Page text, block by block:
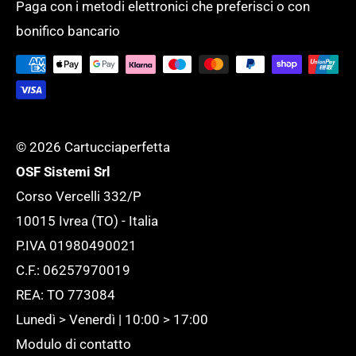
completo di oltre 50.000 prodotti per
supportare l'ufficio ed adattarlo ad ogni
esigenza.
SERVIZI GENERALI
Tempi di evasione
Tutte le novità
Paga con i metodi elettronici che preferisci o con
bonifico bancario
© 2026 Cartucciaperfetta
OSF Sistemi Srl
Corso Vercelli 332/P
10015 Ivrea (TO) - Italia
P.IVA 01980490021
C.F.: 06257970019
REA: TO 773084
Lunedì > Venerdì | 10:00 > 17:00
Modulo di contatto